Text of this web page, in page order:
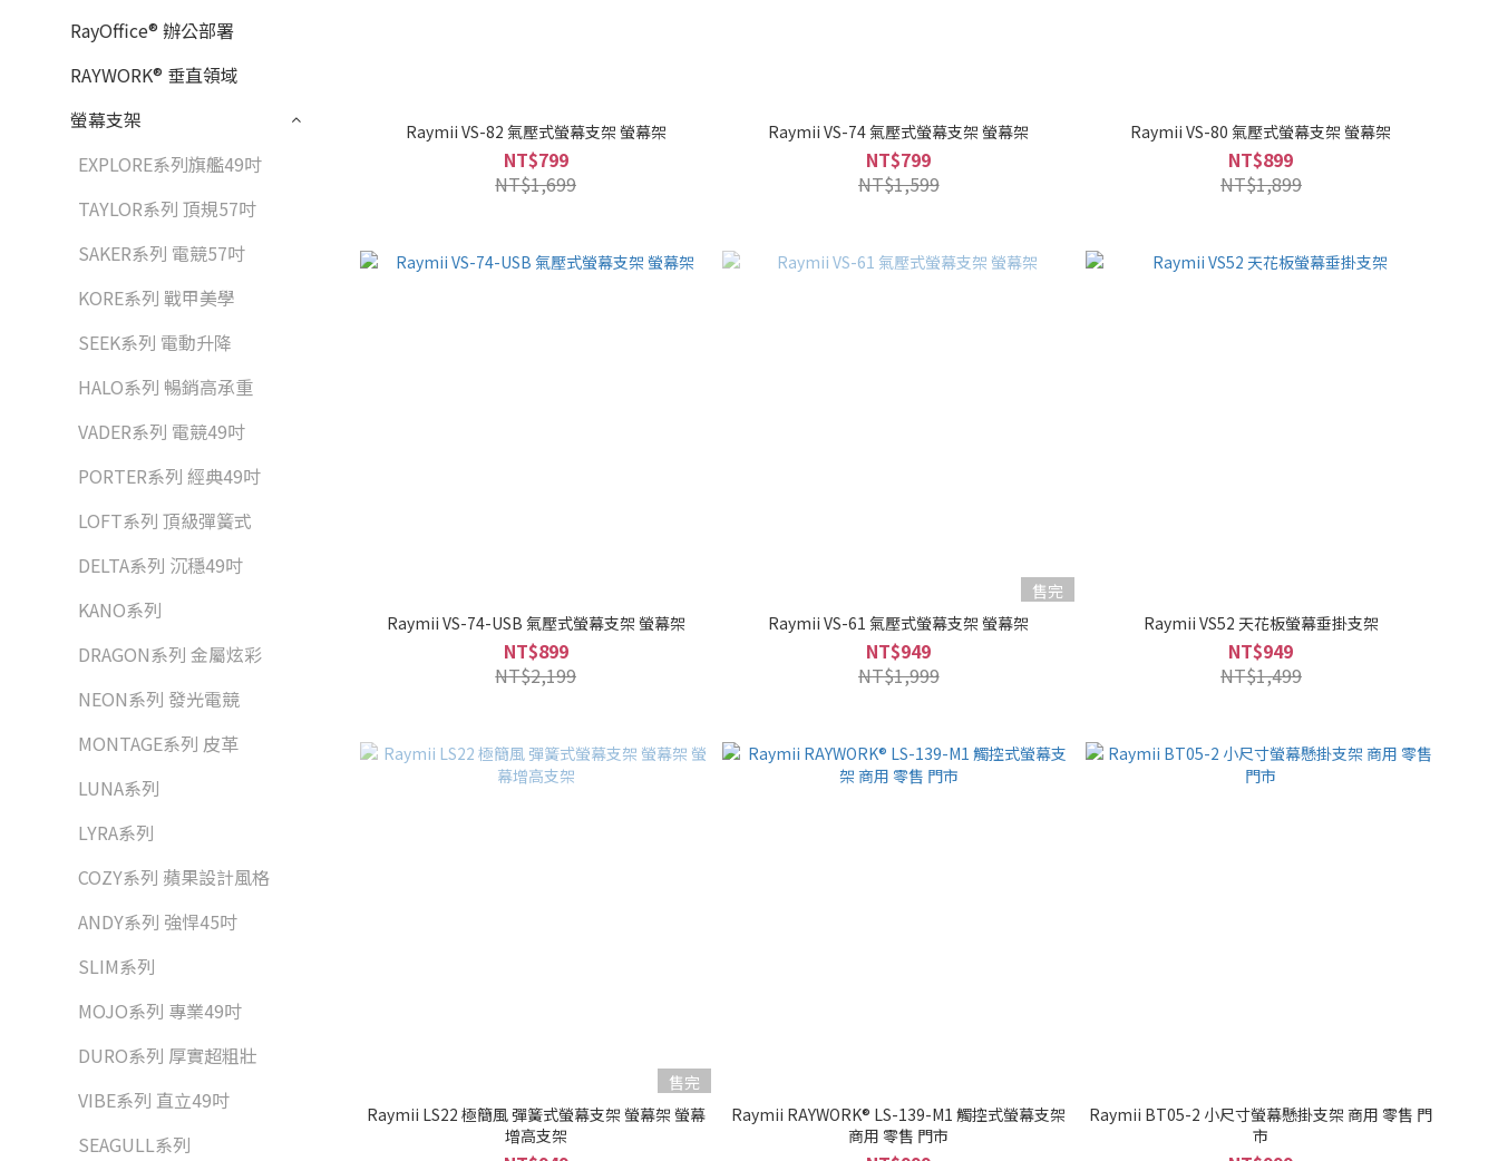
RayOffice® 辦公部署
RAYWORK® 垂直領域
螢幕支架
EXPLORE系列旗艦49吋
TAYLOR系列 頂規57吋
SAKER系列 電競57吋
KORE系列 戰甲美學
SEEK系列 電動升降
HALO系列 暢銷高承重
VADER系列 電競49吋
PORTER系列 經典49吋
LOFT系列 頂級彈簧式
DELTA系列 沉穩49吋
KANO系列
DRAGON系列 金屬炫彩
NEON系列 發光電競
MONTAGE系列 皮革
LUNA系列
LYRA系列
COZY系列 蘋果設計風格
ANDY系列 強悍45吋
SLIM系列
MOJO系列 專業49吋
DURO系列 厚實超粗壯
VIBE系列 直立49吋
SEAGULL系列
Raymii VS-82 氣壓式螢幕支架 螢幕架
NT$799
NT$1,699
Raymii VS-74 氣壓式螢幕支架 螢幕架
NT$799
NT$1,599
Raymii VS-80 氣壓式螢幕支架 螢幕架
NT$899
NT$1,899
Raymii VS-74-USB 氣壓式螢幕支架 螢幕架
NT$899
NT$2,199
售完
Raymii VS-61 氣壓式螢幕支架 螢幕架
NT$949
NT$1,999
Raymii VS52 天花板螢幕垂掛支架
NT$949
NT$1,499
售完
Raymii LS22 極簡風 彈簧式螢幕支架 螢幕架 螢幕
增高支架
Raymii RAYWORK® LS-139-M1 觸控式螢幕支架
商用 零售 門市
Raymii BT05-2 小尺寸螢幕懸掛支架 商用 零售 門
市